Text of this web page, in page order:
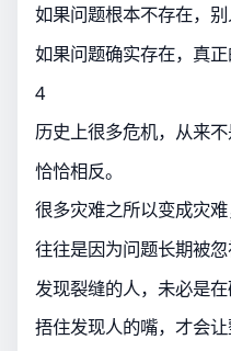
如果问题根本不存在，别
如果问题确实存在，真
4
历史上很多危机，从来不
恰恰相反。
很多灾难之所以变成灾难
往往是因为问题长期被
发现裂缝的人，未必是在
捂住发现人的嘴，才会让